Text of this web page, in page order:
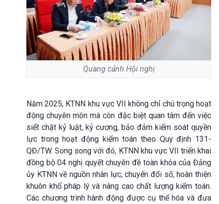
Quang cảnh Hội nghị
Năm 2025, KTNN khu vực VII không chỉ chú trọng hoạt
động chuyên môn mà còn đặc biệt quan tâm đến việc
siết chặt kỷ luật, kỷ cương, bảo đảm kiểm soát quyền
lực trong hoạt động kiểm toán theo Quy định 131-
QĐ/TW. Song song với đó, KTNN khu vực VII triển khai
đồng bộ 04 nghị quyết chuyên đề toàn khóa của Đảng
ủy KTNN về nguồn nhân lực, chuyển đổi số, hoàn thiện
khuôn khổ pháp lý và nâng cao chất lượng kiểm toán.
Các chương trình hành động được cụ thể hóa và đưa